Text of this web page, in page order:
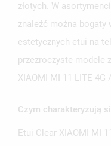
złotych. W
znaleźć można
estetycznych etui na
przezroczyste modele
XIAOMI MI 11 LITE 4G /
Czym charakteryzują
Etui Clear XIAOMI MI